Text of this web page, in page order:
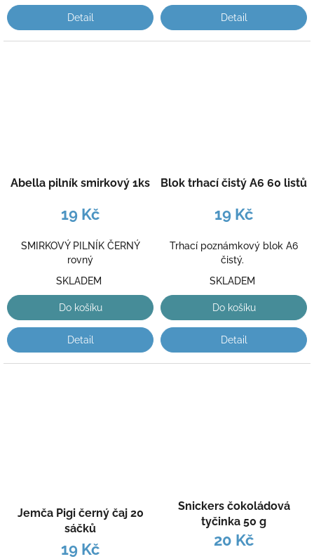
Detail Detail
Abella pilník smirkový 1ks
19 Kč
SMIRKOVÝ PILNÍK ČERNÝ
rovný
SKLADEM
Do košíku
Detail
Blok trhací čistý A6 60 listů
19 Kč
Trhací poznámkový blok A6
čistý.
SKLADEM
Do košíku
Detail
Jemča Pigi černý čaj 20
sáčků
19 Kč
Snickers čokoládová
tyčinka 50 g
20 Kč